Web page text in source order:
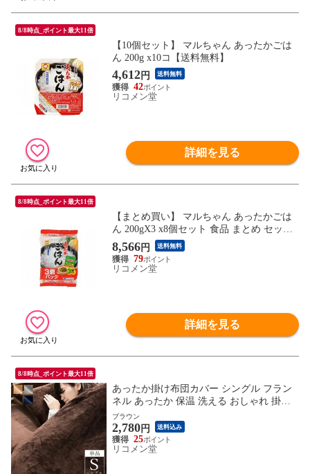
8/8時点_ポイント最大11倍
【10個セット】 マルちゃん あったかごは
ん 200g x10コ【送料無料】
4,612円 送料無料
42
リコメン堂
詳細を見る
8/8時点_ポイント最大11倍
【まとめ買い】 マルちゃん あったかごは
ん 200gX3 x8個セット 食品 まとめ セット
セット買い 業務用【送料無料】
8,566円 送料無料
79
リコメン堂
詳細を見る
8/8時点_ポイント最大11倍
あったか掛け布団カバー シングル フラン
ネル あったか 保温 洗える おしゃれ 掛け
布団カバー 掛けふとんカバー 掛布団カバ
ー 布団カバー 掛けカバー 布団 掛カバー
カバー 【送料無料】
ブラウン
2,780円 送料込み
25
リコメン堂